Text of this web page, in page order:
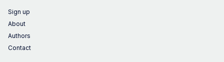
Sign up
About
Authors
Contact